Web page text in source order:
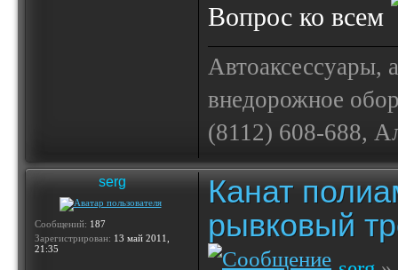
Вопрос ко всем
Автоаксессуары,
внедорожное
(8112) 608-688,
serg
Сообщений: 187
Зарегистрирован: 13 май 2011,
21:35
Канат
рывковый